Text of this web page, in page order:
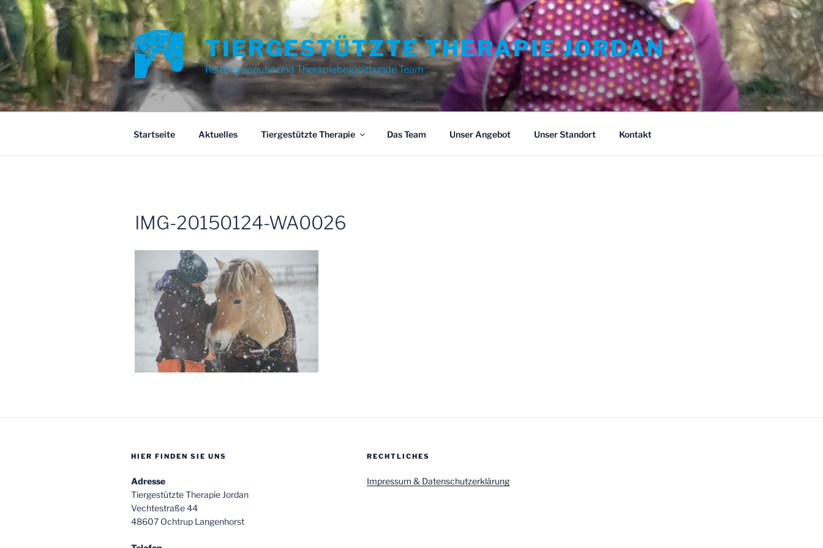
Zum
Inhalt
springen
TIERGESTÜTZTE THERAPIE JORDAN
Reittherapeutin und Therapiebegleithunde Team
Startseite Aktuelles Tiergestützte Therapie Das Team Unser Angebot Unser Standort Kontakt
IMG-20150124-WA0026
HIER FINDEN SIE UNS
Adresse
Tiergestützte Therapie Jordan
Vechtestraße 44
48607 Ochtrup Langenhorst
RECHTLICHES
Impressum & Datenschutzerklärung